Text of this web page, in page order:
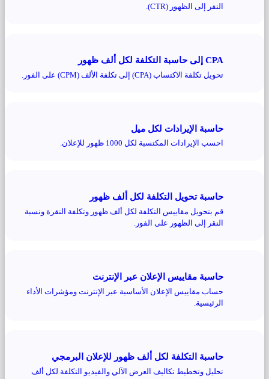
النقر إلى الظهور (CTR).
CPA إلى حاسبة التكلفة لكل ألف ظهور
تحويل تكلفة الاكتساب (CPA) إلى تكلفة الألف (CPM) على الفور.
حاسبة الإيرادات لكل ميل
احسب الإيرادات المكتسبة لكل 1000 ظهور للإعلان.
حاسبة تحويل التكلفة لكل ألف ظهور
قم بتحويل مقاييس التكلفة لكل ألف ظهور وتكلفة النقرة ونسبة
النقر إلى الظهور على الفور.
حاسبة مقاييس الإعلان عبر الإنترنت
حساب مقاييس الإعلان الأساسية عبر الإنترنت ومؤشرات الأداء
الرئيسية.
حاسبة التكلفة لكل ألف ظهور للإعلان البرمجي
تحليل وتخطيط تكاليف العرض الآلي والفيديو التكلفة لكل ألف